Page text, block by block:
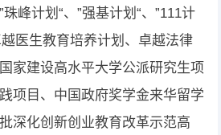
峰计划“、”强基计划“、”111计
越医生教育培养计划、卓越法律
家建设高水平大学公派研究生项
项目、中国政府奖学金来华留学
深化创新创业教育改革示范高